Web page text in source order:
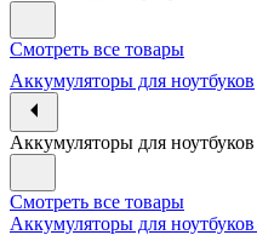
Смотреть все товары
Аккумуляторы для ноутбуков
Аккумуляторы для ноутбуков
Смотреть все товары
Аккумуляторы для